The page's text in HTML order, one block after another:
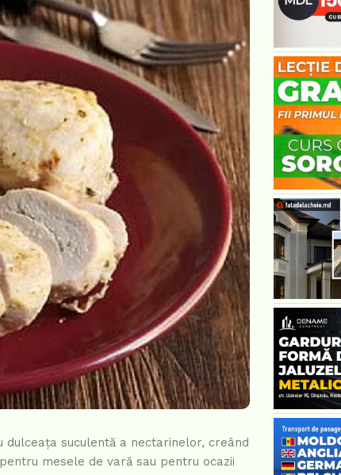
suculentă a nectarinelor, creând
mesele de vară sau pentru ocazii